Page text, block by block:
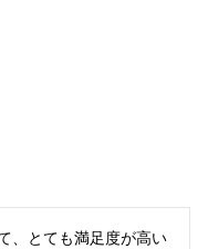
、とても満足度が高い